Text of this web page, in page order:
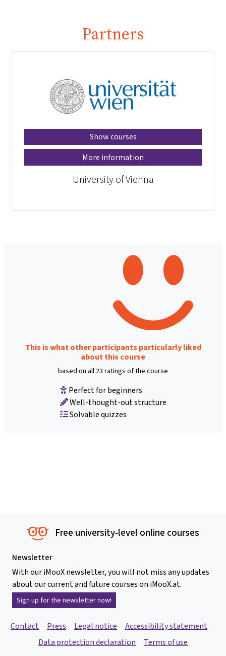
Partners
Show courses
More information
University of Vienna
This is what other participants particularly liked
about this course
based on all 23 ratings of the course
Perfect for beginners
Well-thought-out structure
Solvable quizzes
Free university-level online courses
Newsletter
With our iMooX newsletter, you will not miss any updates
about our current and future courses on iMooX.at.
Sign up for the newsletter now!
Contact Press Legal notice
Accessibility statement
Data protection declaration
Terms of use